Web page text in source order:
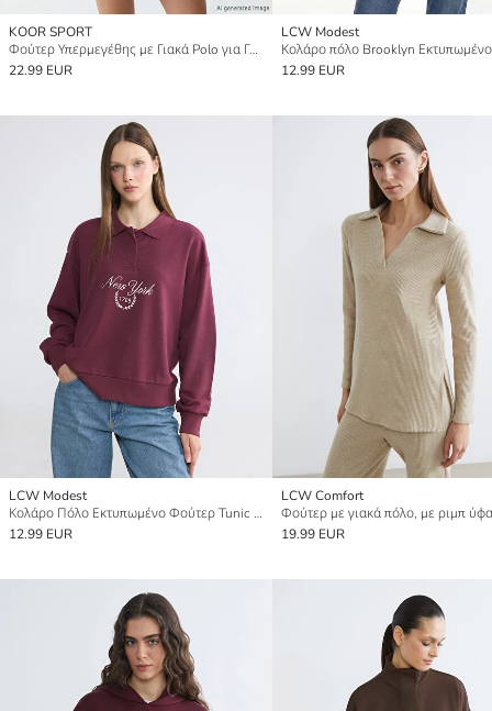
KOOR SPORT
Φούτερ Υπερμεγέθης με Γιακά Polo για Γυναίκες
22.99 EUR
LCW Modest
12.99 EUR
LCW Modest
Κολάρο Πόλο Εκτυπωμένο Φούτερ Tunic για Γυναίκες
12.99 EUR
LCW Comfort
19.99 EUR